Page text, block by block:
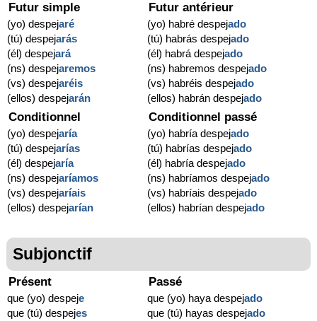
Futur simple
(yo) despejaré
(tú) despejarás
(él) despejará
(ns) despejaremos
(vs) despejaréis
(ellos) despejarán
Futur antérieur
(yo) habré despejado
(tú) habrás despejado
(él) habrá despejado
(ns) habremos despejado
(vs) habréis despejado
(ellos) habrán despejado
Conditionnel
(yo) despejaría
(tú) despejarías
(él) despejaría
(ns) despejaríamos
(vs) despejaríais
(ellos) despejarían
Conditionnel passé
(yo) habría despejado
(tú) habrías despejado
(él) habría despejado
(ns) habríamos despejado
(vs) habríais despejado
(ellos) habrían despejado
Subjonctif
Présent
que (yo) despeje
que (tú) despejes
Passé
que (yo) haya despejado
que (tú) hayas despejado